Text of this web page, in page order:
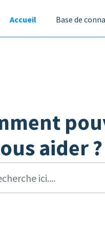
Accueil
Base de
aider ?